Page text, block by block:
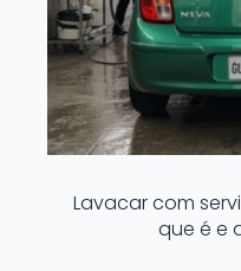
Lavacar com
que é e